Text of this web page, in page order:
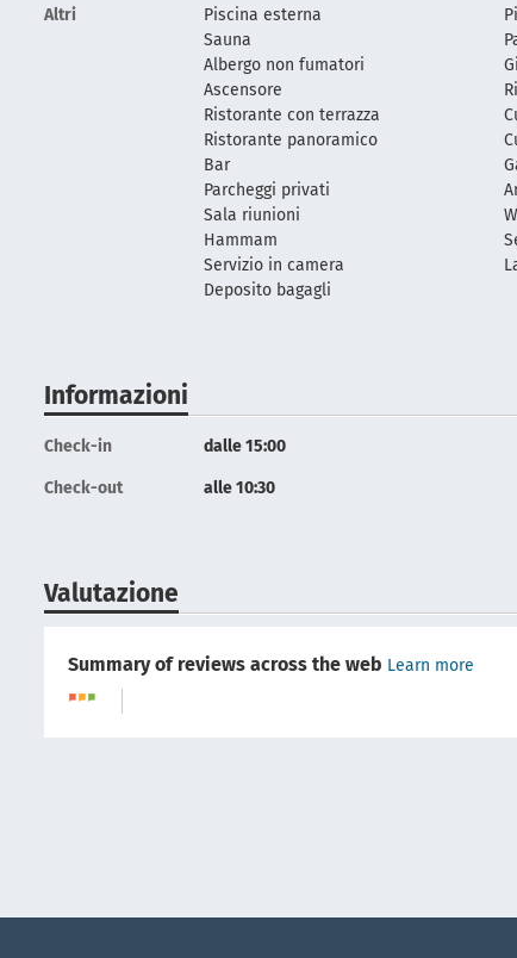
Altri Piscina esterna
Sauna
Albergo non fumatori
Ascensore
Ristorante con terrazza
Ristorante panoramico
Bar
Parcheggi privati
Sala riunioni
Hammam
Servizio in camera
Deposito bagagli
Informazioni
Check-in dalle 15:00
Check-out alle 10:30
Valutazione
Summary of reviews across the web Learn more